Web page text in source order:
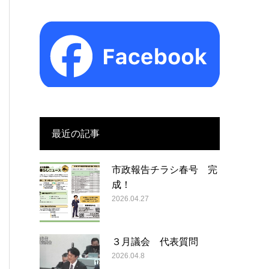
最近の記事
市政報告チラシ春号 完
成！
2026.04.27
３月議会 代表質問
2026.04.8